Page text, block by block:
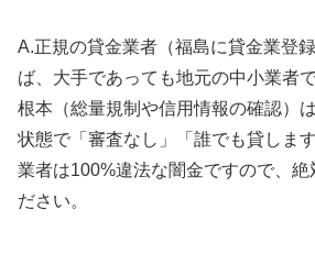
A.正規の貸金業者（福島に貸金業登
ば、大手であっても地元の中小業者
根本（総量規制や信用情報の確認）
状態で「審査なし」「誰でも貸しま
業者は100%違法な闇金ですので、絶
ださい。